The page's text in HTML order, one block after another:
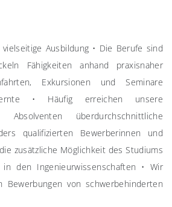
Ausbildung • Die Berufe sind
Fähigkeiten anhand praxisnaher
Exkursionen und Seminare
• Häufig erreichen unsere
Absolventen überdurchschnittliche
qualifizierten Bewerberinnen und
zusätzliche Möglichkeit des Studiums
den Ingenieurwissenschaften • Wir
Bewerbungen von schwerbehinderten